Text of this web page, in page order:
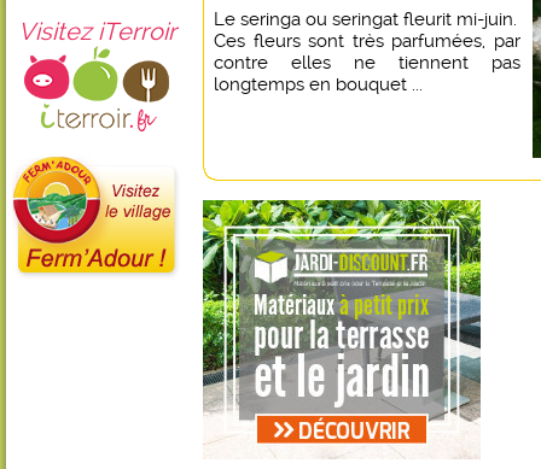
Visitez iTerroir
Le seringa ou seringat fleurit mi-juin.
Ces fleurs sont très parfumées, par
contre elles ne tiennent pas
longtemps en bouquet ...